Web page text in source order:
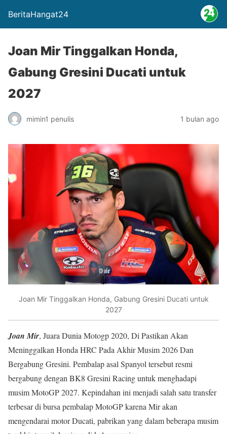
BeritaHangat24
Joan Mir Tinggalkan Honda,
Gabung Gresini Ducati untuk
2027
mimin1 penulis 1 bulan ago
Joan Mir Tinggalkan Honda, Gabung Gresini Ducati untuk
2027
Joan Mir, Juara Dunia Motogp 2020, Di Pastikan Akan
Meninggalkan Honda HRC Pada Akhir Musim 2026 Dan
Bergabung Gresini. Pembalap asal Spanyol tersebut resmi
bergabung dengan BK8 Gresini Racing untuk menghadapi
musim MotoGP 2027. Kepindahan ini menjadi salah satu transfer
terbesar di bursa pembalap MotoGP karena Mir akan
mengendarai motor Ducati, pabrikan yang dalam beberapa musim